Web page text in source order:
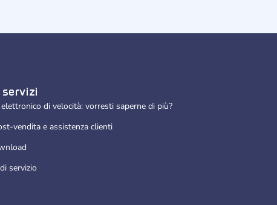
servizi
di velocità: vorresti saperne di più?
vendita e assistenza clienti
servizio